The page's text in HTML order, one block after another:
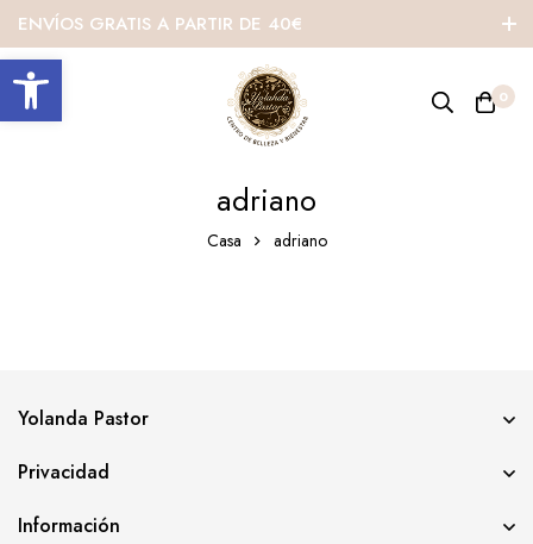
Abrir barra de herramientas
ENVÍOS GRATIS A PARTIR DE 40€
0
adriano
Casa adriano
Yolanda Pastor
Privacidad
Información